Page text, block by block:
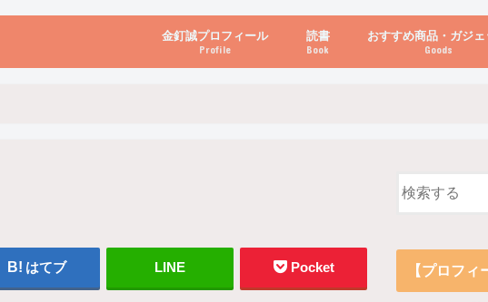
金釘誠プロフィール
Profile
読書
Book
おすすめ商品・ガジェ
Goods
はてブ LINE Pocket 【プロフィ